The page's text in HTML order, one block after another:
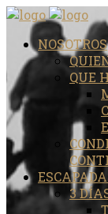
NOSOTROS
QUE
3